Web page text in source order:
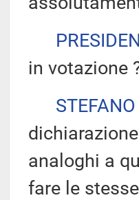
in votazione
analoghi a
fare le